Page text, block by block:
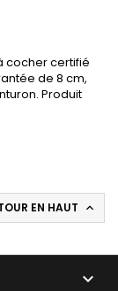
cocher certifié
de 8 cm,
Produit
EN HAUT 
